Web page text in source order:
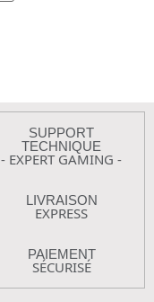
SUPPORT
TECHNIQUE
- EXPERT GAMING -
LIVRAISON
EXPRESS
PAIEMENT
SÉCURISÉ